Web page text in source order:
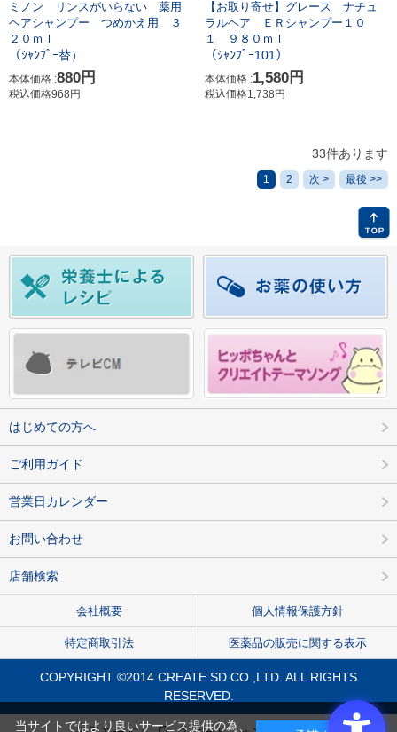
ミノン リンスがいらない 薬用
ヘアシャンプー つめかえ用 ３
２０ｍｌ
（ｼｬﾝﾌﾟｰ替）
本体価格 :880円
税込価格968円
【お取り寄せ】グレース ナチュ
ラルヘア ＥＲシャンプー１０
１ ９８０ｍｌ
（ｼｬﾝﾌﾟｰ101）
本体価格 :1,580円
税込価格1,738円
33件あります
1 2 次 > 最後 >>
はじめての方へ
ご利用ガイド
営業日カレンダー
お問い合わせ
店舗検索
会社概要 個人情報保護方針
特定商取引法 医薬品の販売に関する表示
COPYRIGHT ©2014 CREATE SD CO.,LTD. ALL RIGHTS
RESERVED.
当サイトではより良いサービス提供の為、